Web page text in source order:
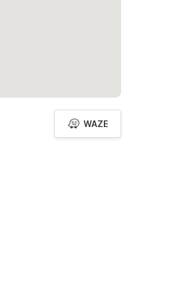
WAZE